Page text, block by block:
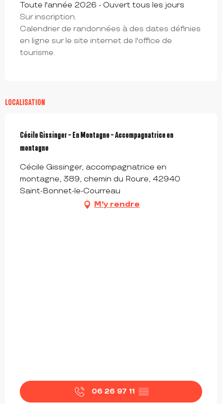
Toute l'année 2026 - Ouvert tous les jours
Sur inscription.
Calendrier de randonnées à des dates définies
en ligne sur le site internet de l'office de
tourisme.
LOCALISATION
Cécile Gissinger - En Montagne - Accompagnatrice en
montagne
Cécile Gissinger, accompagnatrice en
montagne, 389, chemin du Roure, 42940
Saint-Bonnet-le-Courreau
M'y rendre
06 26 97 11 ▒▒